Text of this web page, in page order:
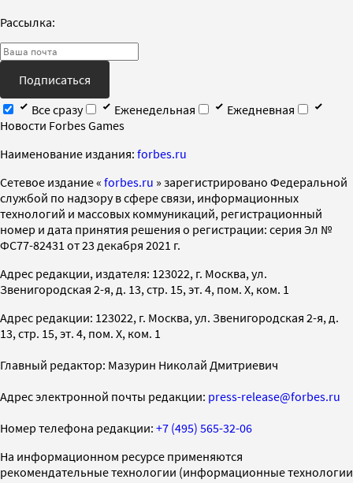
Рассылка:
Подписаться
Все сразу
Еженедельная
Ежедневная
Новости Forbes Games
Наименование издания: forbes.ru
Cетевое издание « forbes.ru » зарегистрировано Федеральной
службой по надзору в сфере связи, информационных
технологий и массовых коммуникаций, регистрационный
номер и дата принятия решения о регистрации: серия Эл №
ФС77-82431 от 23 декабря 2021 г.
Адрес редакции, издателя: 123022, г. Москва, ул.
Звенигородская 2-я, д. 13, стр. 15, эт. 4, пом. X, ком. 1
Адрес редакции: 123022, г. Москва, ул. Звенигородская 2-я, д.
13, стр. 15, эт. 4, пом. X, ком. 1
Главный редактор: Мазурин Николай Дмитриевич
Адрес электронной почты редакции: press-release@forbes.ru
Номер телефона редакции: +7 (495) 565-32-06
На информационном ресурсе применяются
рекомендательные технологии (информационные технологии